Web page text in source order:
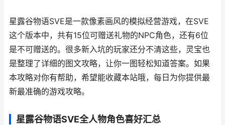
星露谷物语SVE是一款像素画风的模拟经营游戏，在SVE
这个版本中，共有15位可赠送礼物的NPC角色，还有6位
是不可赠送的。很多新入坑的玩家还分不清这些，灵宝也
是整理了详细的图文攻略，让你一图轻松知道答案。如果
本攻略对你有帮助，希望能收藏本站哦，每日为你提供最
新最准确的游戏攻略。
星露谷物语SVE全人物角色喜好汇总